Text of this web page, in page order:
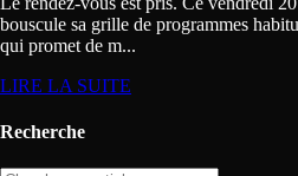
bouscule sa grille de programmes
qui promet de m...
LIRE LA SUITE
Recherche